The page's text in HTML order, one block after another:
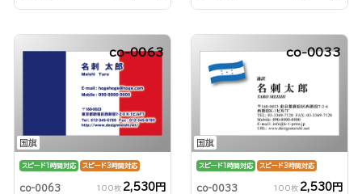
国旗
co-0063
スピード1時間対応 スピード3時間対応
co-0063 100枚 2,530円
国旗
co-0033
スピード1時間対応 スピード3時間対応
co-0033 100枚 2,530円